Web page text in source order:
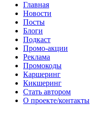
Главная
Новости
Посты
Блоги
Подкаст
Промо-акции
Реклама
Промокоды
Каршеринг
Кикшеринг
Стать автором
О проекте/контакты